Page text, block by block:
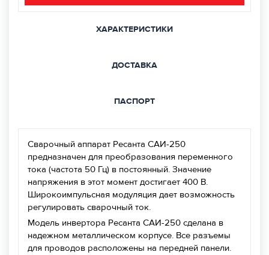
ХАРАКТЕРИСТИКИ
ДОСТАВКА
ПАСПОРТ
Сварочный аппарат Pесанта САИ-250
предназначен для преобразования переменного
тока (частота 50 Гц) в постоянный. Значение
напряжения в этот момент достигает 400 В.
Широкоимпульсная модуляция дает возможность
регулировать сварочный ток.
Модель инвертора Ресанта САИ-250 сделана в
надежном металлическом корпусе. Все разъемы
для проводов расположены на передней панели.